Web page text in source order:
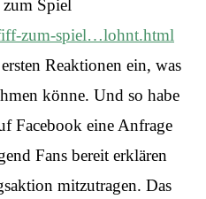
Spiel
zum-spiel…lohnt.html
Reaktionen ein, was
könne. Und so habe
Facebook eine Anfrage
Fans bereit erklären
mitzutragen. Das